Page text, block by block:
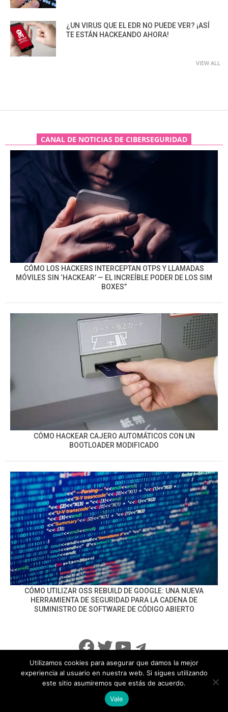
¿UN VIRUS QUE EL EDR NO PUEDE VER? ¡ASÍ
TE ESTÁN HACKEANDO AHORA!
VIEW ALL
CANAL DE NOTICIAS DE CIBERSEGURIDAD
CÓMO LOS HACKERS INTERCEPTAN OTPS Y LLAMADAS
MÓVILES SIN ‘HACKEAR’ — EL INCREÍBLE PODER DE LOS SIM
BOXES”
CÓMO HACKEAR CAJERO AUTOMÁTICOS CON UN
BOOTLOADER MODIFICADO
CÓMO UTILIZAR OSS REBUILD DE GOOGLE: UNA NUEVA
HERRAMIENTA DE SEGURIDAD PARA LA CADENA DE
SUMINISTRO DE SOFTWARE DE CÓDIGO ABIERTO
Facebook
Twitter
YouTube
Telegram
info@noticiasseguridad.com Política de Privacidad
Utilizamos cookies para asegurar que damos la mejor
experiencia al usuario en nuestra web. Si sigues utilizando
este sitio asumiremos que estás de acuerdo.
Vale